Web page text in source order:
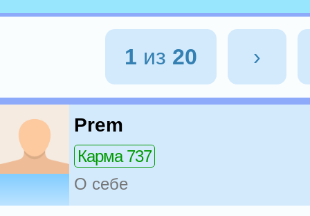
1 из 20 ›
Prem
Карма 737
О себе